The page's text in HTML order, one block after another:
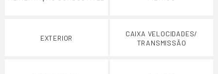
EXTERIOR
CAIXA VELOCIDADES/
TRANSMISSÃO